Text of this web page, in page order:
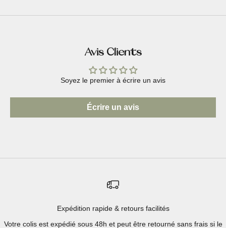
Avis Clients
Soyez le premier à écrire un avis
Écrire un avis
Expédition rapide & retours facilités
Votre colis est expédié sous 48h et peut être retourné sans frais si le